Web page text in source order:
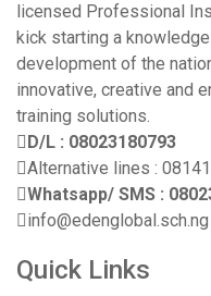
licensed Professional
kick starting a
development of the
innovative, creative and
training solutions.
D/L : 08023180793
Alternative lines :
Whatsapp/ SMS :
info@edenglobal.sch.ng
Quick Links